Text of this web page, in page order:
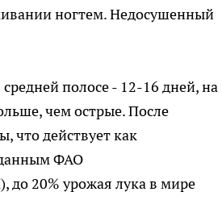
ногтем. Недосушенный
полосе - 12-16 дней, на
чем острые. После
что действует как
данным ФАО
до 20% урожая лука в мире